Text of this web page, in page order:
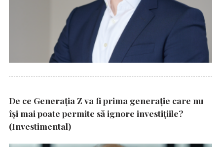
De ce Generația Z va fi prima generație care nu
își mai poate permite să ignore investițiile?
(Investimental)